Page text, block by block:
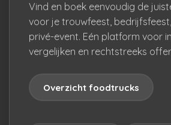
Vind en boek eenvoudig de
voor je trouwfeest,
privé-event. Eén platform voor
vergelijken en rechtstreeks
Overzicht foodtrucks